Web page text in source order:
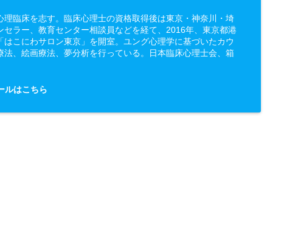
理臨床を志す。臨床心理士の資格取得後は東京・神奈川・埼
セラー、教育センター相談員などを経て、2016年、東京都港
はこにわサロン東京」を開室。ユング心理学に基づいたカウ
法、絵画療法、夢分析を行っている。日本臨床心理士会、箱
ルはこちら